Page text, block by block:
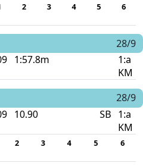
2 3 4 5 6
28/9
1:57.8m
1:a
KM
28/9
10.90 SB
1:a
KM
2 3 4 5 6